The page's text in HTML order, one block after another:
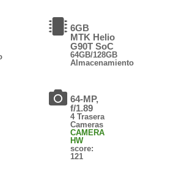
6GB
MTK Helio
G90T SoC
64GB/128GB
Almacenamiento
64-MP,
f/1.89
4 Trasera
Cameras
CAMERA
HW
score:
121